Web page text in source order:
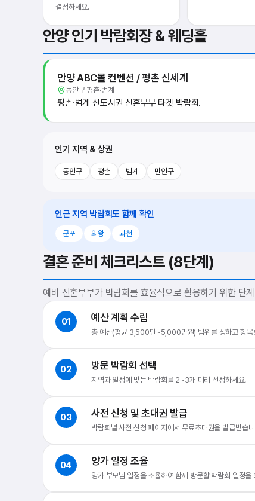
결정하세요.
안양 인기 박람회장 & 웨딩홀
안양 ABC몰 컨벤션 / 평촌 신세계
동안구 평촌·범계
평촌·범계 신도시권 신혼부부 타겟 박람회.
인기 지역 & 상권
동안구 평촌 범계 만안구
인근 지역 박람회도 함께 확인
군포 의왕 과천
결혼 준비 체크리스트 (8단계)
예비 신혼부부가 박람회를 효율적으로 활용하기 위한 단
01 예산 계획 수립
총 예산(평균 3,500만~5,000만원) 범위를 정하고 항목
02 방문 박람회 선택
지역과 일정에 맞는 박람회를 2~3개 미리 선정하세요.
03 사전 신청 및 초대권 발급
박람회별 사전 신청 페이지에서 무료초대권을 발급받습
04 양가 일정 조율
양가 부모님 일정을 조율하여 함께 방문할 박람회 일정을